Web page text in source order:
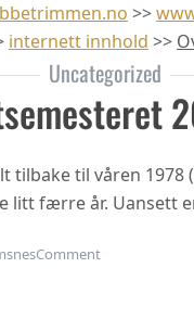
>>
internett innhold >>
Uncategorized
til våren 1978
litt færre år. Uansett
Commenton Oppstart